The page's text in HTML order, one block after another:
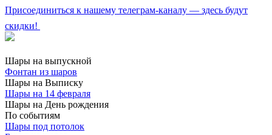
Присоединиться к нашему телеграм-каналу — здесь будут
скидки!
Шары на выпускной
Фонтан из шаров
Шары на Выписку
Шары на 14 февраля
Шары на День рождения
По событиям
Шары под потолок